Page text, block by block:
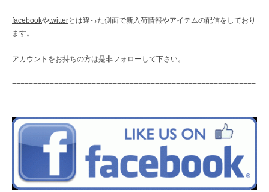
facebookやtwitterとは違った側面で新入荷情報やアイテムの配信をしており
ます。
アカウントをお持ちの方は是非フォローして下さい。
==========================================================
===============